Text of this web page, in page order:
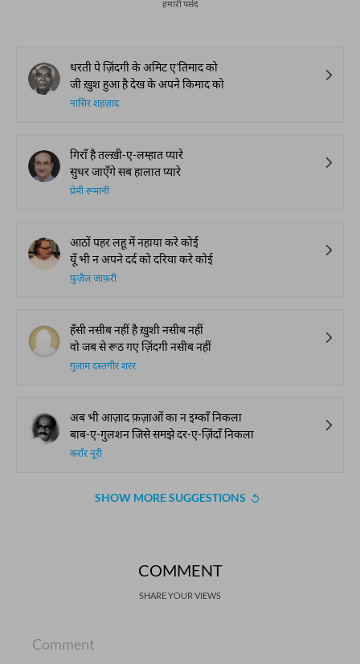
हमारी पसंद
धरती पे ज़िंदगी के अमिट ए'तिमाद को
जी ख़ुश हुआ है देख के अपने किमाद को
नासिर शहज़ाद
गिराँ है तल्ख़ी-ए-लम्हात प्यारे
सुधर जाएँगे सब हालात प्यारे
प्रेमी रूमानी
आठों पहर लहू में नहाया करे कोई
यूँ भी न अपने दर्द को दरिया करे कोई
फ़ुज़ैल जाफ़री
हँसी नसीब नहीं है ख़ुशी नसीब नहीं
वो जब से रूठ गए ज़िंदगी नसीब नहीं
ग़ुलाम दस्तगीर शरर
अब भी आज़ाद फ़ज़ाओं का न इम्काँ निकला
बाब-ए-गुलशन जिसे समझे दर-ए-ज़िंदाँ निकला
कर्रार नूरी
SHOW MORE SUGGESTIONS
COMMENT
SHARE YOUR VIEWS
Comment